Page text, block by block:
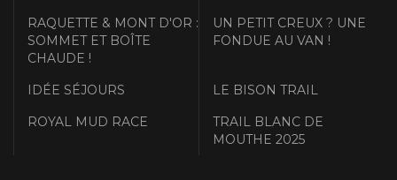
RAQUETTE & MONT D'OR :
SOMMET ET BOÎTE
CHAUDE !
UN PETIT CREUX ? UNE
FONDUE AU VAN !
IDÉE SÉJOURS
LE BISON TRAIL
ROYAL MUD RACE
TRAIL BLANC DE
MOUTHE 2025